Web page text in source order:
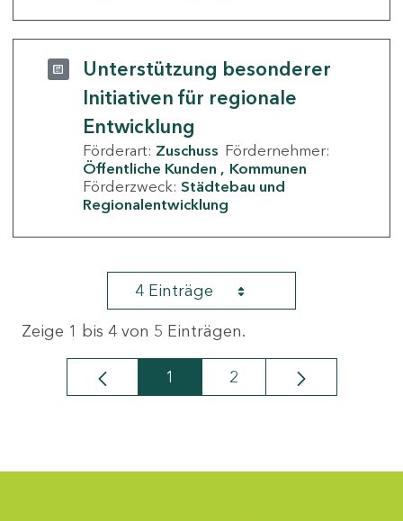
Unterstützung besonderer
Initiativen für regionale
Entwicklung
Förderart: Zuschuss Fördernehmer:
Öffentliche Kunden
Kommunen
Förderzweck: Städtebau und
Regionalentwicklung
4 Einträge
Zeige 1 bis 4 von 5 Einträgen.
Seite
1 Seite
2